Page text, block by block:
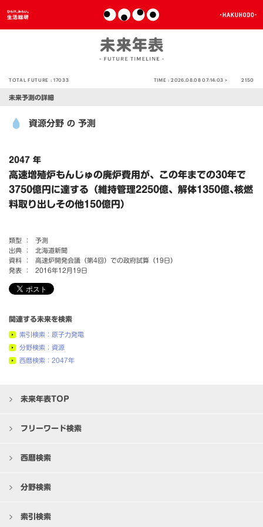
TOTAL FUTURE :17033 TIME :2026.08.08 07:14:03 > 2150
未来予測の詳細
資源分野 の 予測
2047 年
高速増殖炉もんじゅの廃炉費用が、この年までの30年で
3750億円に達する（維持管理2250億、解体1350億､核燃
料取り出しその他150億円）
類型 ：
予測
出典 ：
北海道新聞
資料 ：
高速炉開発会議（第4回）での政府試算（19日）
発表 ：
2016年12月19日
関連する未来を検索
索引検索：原子力発電
分野検索：資源
西暦検索：2047年
未来年表TOP
フリーワード検索
西暦検索
分野検索
索引検索